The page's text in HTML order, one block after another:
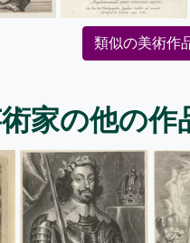
類似の美術作
家の他の作